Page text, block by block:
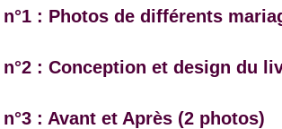
: Photos de différents
: Conception et design du
: Avant et Après (2 photos)